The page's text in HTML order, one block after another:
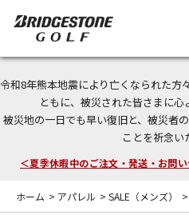
令和8年熊本地震により亡くなられた方
ともに、被災された皆さまに心
被災地の一日でも早い復旧と、被災者
ことを祈念い
今なら新規会員登録で1,000円OFFク
＜商品配送に関するお知らせ＞
＜夏季休暇中のご注文・発送・お問
ホーム > アパレル > SALE（メンズ） >